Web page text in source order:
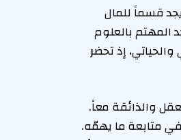
قسماً للمال
الأحداث بما فيها كأس العالم 2026، فيما يجد المهتم بالعلوم
إذ تحضر
والذائقة معاً.
في متابعة ما يهمّه.